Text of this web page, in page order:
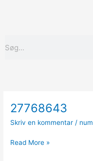
27768643
Skriv en kommentar /
27768643
Read More »